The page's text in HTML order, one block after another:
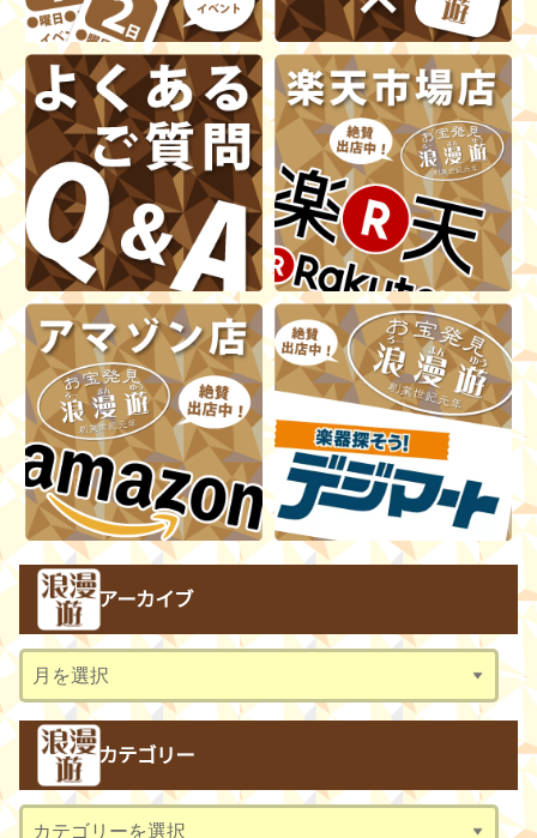
アーカイブ
ア
ー
カ
ブ
カテゴリー